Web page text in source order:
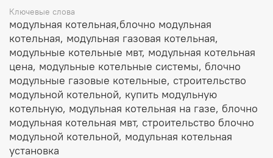
Ключевые слова
модульная котельная,блочно модульная
котельная, модульная газовая котельная,
модульные котельные мвт, модульная котельная
цена, модульные котельные системы, блочно
модульные газовые котельные, строительство
модульной котельной, купить модульную
котельную, модульная котельная на газе, блочно
модульная котельная мвт, строительство блочно
модульной котельной, модульная котельная
установка